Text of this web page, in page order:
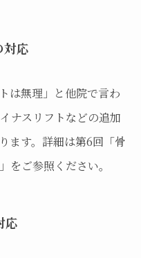
対応
は無理」と他院で言わ
ナスリフトなどの追加
ます。詳細は第6回「骨
ご参照ください。
応